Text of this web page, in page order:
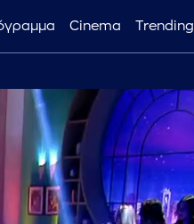
Cinema Trending